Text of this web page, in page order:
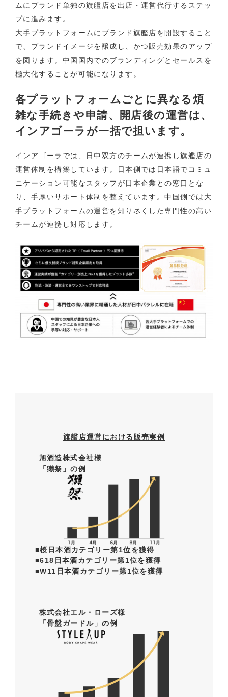
ムにブランド単独の旗艦店を出店・運営代行するステッ
プに進みます。
大手プラットフォームにブランド旗艦店を開設すること
で、ブランドイメージを醸成し、かつ販売効果のアップ
を図ります。中国国内でのブランディングとセールスを
極大化することが可能になります。
各プラットフォームごとに異なる煩
雑な手続きや申請、開店後の運営は、
インアゴーラが一括で担います。
インアゴーラでは、日中双方のチームが連携し旗艦店の
運営体制を構築しています。日本側では日本語でコミュ
ニケーション可能なスタッフが日本企業との窓口とな
り、手厚いサポート体制を整えています。中国側では大
手プラットフォームの運営を知り尽くした専門性の高い
チームが連携し対応します。
旗艦店運営における販売実例
旭酒造株式会社様
「獺祭」の例
■桜日本酒カテゴリー第1位を獲得
■618日本酒カテゴリー第1位を獲得
■W11日本酒カテゴリー第1位を獲得
株式会社エル・ローズ様
「骨盤ガードル」の例